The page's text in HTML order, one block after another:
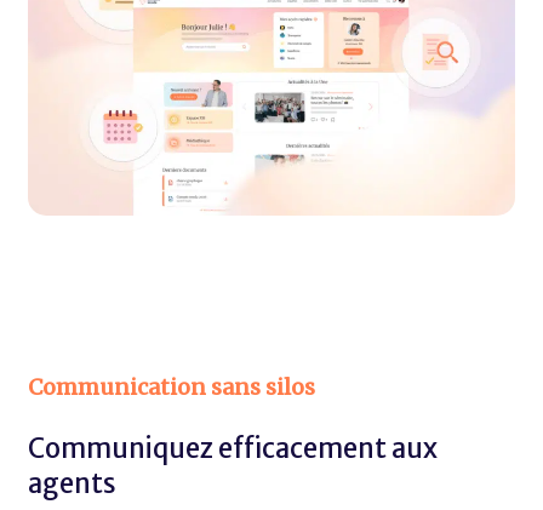
Communication sans silos
Communiquez efficacement aux
agents